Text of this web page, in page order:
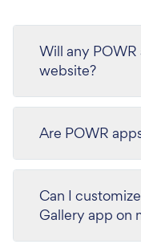
Will any
website?
Are POWR
Can I
Gallery app on